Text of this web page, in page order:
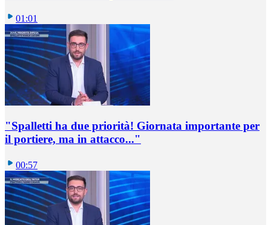
01:01
"Spalletti ha due priorità! Giornata importante per
il portiere, ma in attacco..."
00:57